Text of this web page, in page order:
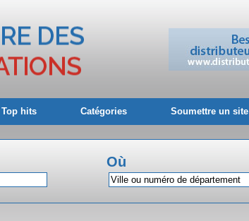
Top hits Catégories Soumettre un site
Où